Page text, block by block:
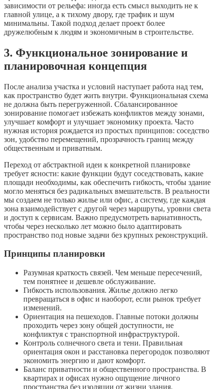
зависимости от рельефа: иногда есть смысл выходить не к
главной улице, а к тихому двору, где трафик и шум
минимальны. Такой подход делает проект более
дружелюбным к людям и экономичным в строительстве.
3. Функциональное зонирование и
планировочная концепция
После анализа участка и условий наступает работа над тем,
как пространство будет жить внутри. Функциональная схема
не должна быть перегруженной. Сбалансированное
зонирование помогает избежать конфликтов между зонами,
улучшает комфорт и улучшает экономику проекта. Часто
нужная история рождается из простых принципов: соседство
зон, удобство перемещений, прозрачность границ между
общественным и приватным.
Переход от абстрактной идеи к конкретной планировке
требует ясности: какие функции будут соседствовать, какие
площади необходимы, как обеспечить гибкость, чтобы здание
могло меняться без радикальных вмешательств. В реальности
мы создаем не только жилье или офис, а систему, где каждая
зона взаимодействует с другой через маршруты, уровни света
и доступ к сервисам. Важно предусмотреть вариативность,
чтобы через несколько лет можно было адаптировать
пространство под новые задачи без крупных реконструкций.
Принципы планировки
Разумная краткость связей. Чем меньше пересечений,
тем понятнее и дешевле обслуживание.
Гибкость использования. Жилье должно легко
превращаться в офис и наоборот, если рынок требует
изменений.
Ориентация на пешеходов. Главные потоки должны
проходить через зону общей доступности, не
конфликтуя с транспортной инфраструктурой.
Контроль солнечного света и тени. Правильная
ориентация окон и расстановка перегородок позволяют
экономить энергию и дают комфорт.
Баланс приватности и общественного пространства. В
квартирах и офисах нужно ощущение личного
пространства без изоляции от жизни здания.